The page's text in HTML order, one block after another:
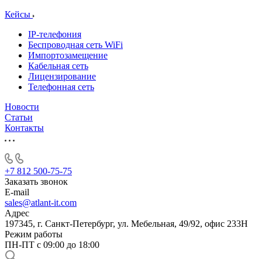
Кейсы
IP-телефония
Беспроводная сеть WiFi
Импортозамещение
Кабельная сеть
Лицензирование
Телефонная сеть
Новости
Статьи
Контакты
+7 812 500-75-75
Заказать звонок
E-mail
sales@atlant-it.com
Адрес
197345, г. Санкт-Петербург, ул. Мебельная, 49/92, офис 233Н
Режим работы
ПН-ПТ с 09:00 до 18:00